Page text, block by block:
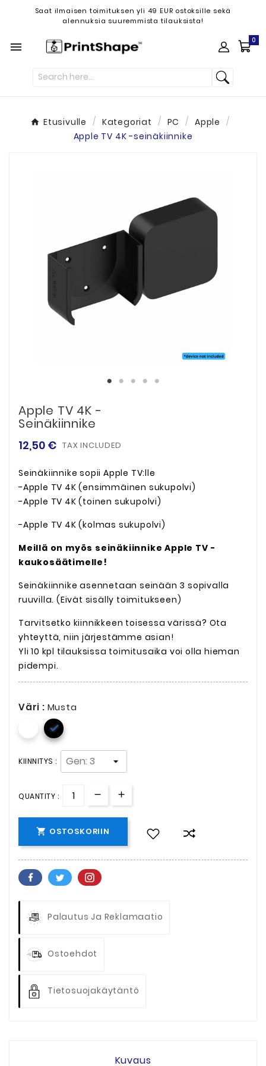
Saat ilmaisen toimituksen yli 49 EUR ostoksille sekä
alennuksia suuremmista tilauksista!
 0
Etusivulle Kategoriat PC
Apple
Apple TV 4K -seinäkiinnike
Apple TV 4K -
Seinäkiinnike
12,50 € TAX INCLUDED
Seinäkiinnike sopii Apple TV:lle
-Apple TV 4K (ensimmäinen sukupolvi)
-Apple TV 4K (toinen sukupolvi)
-Apple TV 4K (kolmas sukupolvi)
Meillä on myös seinäkiinnike Apple TV -
kaukosäätimelle!
Seinäkiinnike asennetaan seinään 3 sopivalla
ruuvilla. (Eivät sisälly toimitukseen)
Tarvitsetko kiinnikkeen toisessa värissä? Ota
yhteyttä, niin järjestämme asian!
Yli 10 kpl tilauksissa toimitusaika voi olla hieman
pidempi.
Väri : Musta

KIINNITYS :
QUANTITY :
 OSTOSKORIIN
Palautus Ja Reklamaatio
Ostoehdot
Tietosuojakäytäntö
Kuvaus